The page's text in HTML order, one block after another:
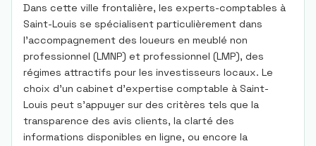
Dans cette ville frontalière, les experts-comptables à
Saint-Louis se spécialisent particulièrement dans
l’accompagnement des loueurs en meublé non
professionnel (LMNP) et professionnel (LMP), des
régimes attractifs pour les investisseurs locaux. Le
choix d’un cabinet d’expertise comptable à Saint-
Louis peut s’appuyer sur des critères tels que la
transparence des avis clients, la clarté des
informations disponibles en ligne, ou encore la